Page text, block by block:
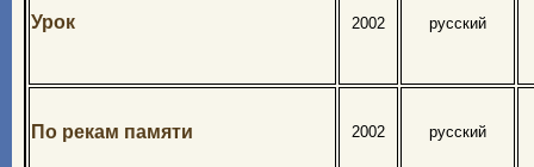
Урок 2002 русский
По рекам памяти 2002 русский